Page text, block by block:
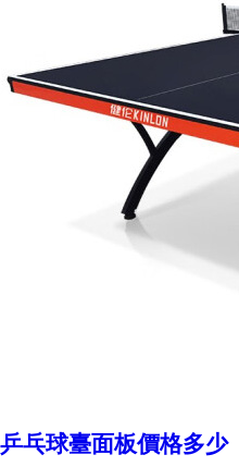
乒乓球臺面板價格多少